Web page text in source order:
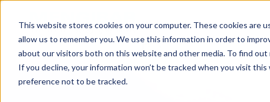
This website stores cookies on your computer. These cookies
allow us to remember you. We use this information in order to
about our visitors both on this website and other media. To find
If you decline, your information won’t be tracked when you visit
preference not to be tracked.
Inicio Máquinas